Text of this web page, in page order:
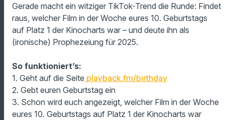
Gerade macht ein witziger TikTok-Trend die Runde: Findet
raus, welcher Film in der Woche eures 10. Geburtstags
auf Platz 1 der Kinocharts war – und deute ihn als
(ironische) Prophezeiung für 2025.
So funktioniert’s:
1. Geht auf die Seite playback.fm/birthday
2. Gebt euren Geburtstag ein
3. Schon wird euch angezeigt, welcher Film in der Woche
eures 10. Geburtstags auf Platz 1 der Kinocharts war